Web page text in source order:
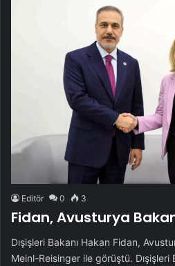
Editör 0 3
Fidan, Avusturya
Dışişleri Bakanı Hakan Fidan,
Meinl-Reisinger ile görüştü. Dışişleri